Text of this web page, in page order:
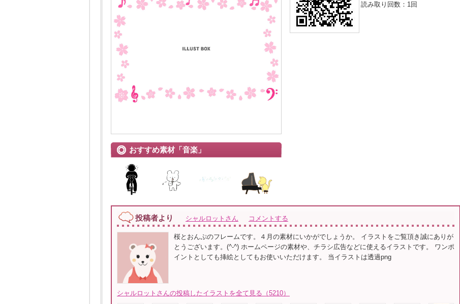
おすすめ素材「音楽」
読み取り回数： 1回
投稿者より シャルロットさん コメントする
桜とおんぷのフレームです。４月の素材にいかがでしょうか。 イラストをご覧頂き誠にありが
とうございます。(^-^) ホームページの素材や、チラシ広告などに使えるイラストです。 ワンポ
イントとしても挿絵としてもお使いいただけます。 当イラストは透過png
シャルロットさんの投稿したイラストを全て見る（5210）